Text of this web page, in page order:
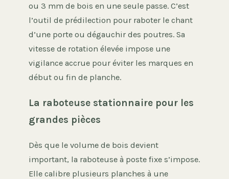
ou 3 mm de bois en une seule passe. C’est
l’outil de prédilection pour raboter le chant
d’une porte ou dégauchir des poutres. Sa
vitesse de rotation élevée impose une
vigilance accrue pour éviter les marques en
début ou fin de planche.
La raboteuse stationnaire pour les
grandes pièces
Dès que le volume de bois devient
important, la raboteuse à poste fixe s’impose.
Elle calibre plusieurs planches à une